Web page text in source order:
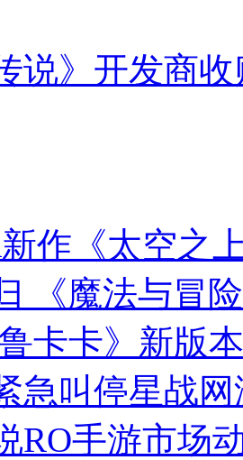
说》开发商
作《太空之
《魔法与冒
卡卡》新版
急叫停星战
RO手游市场